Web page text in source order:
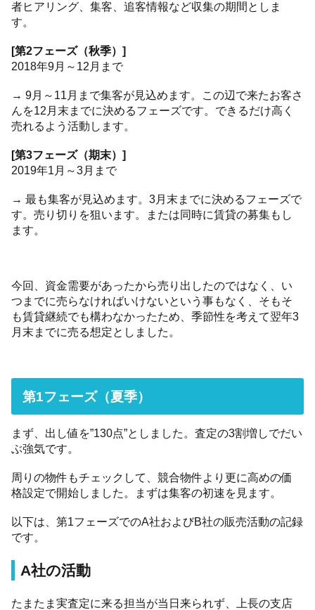
者ヒアリング、集客、追客情報など収集の期間としま
す。
[第2フェーズ（秋季）]
2018年9月～12月まで
→ 9月～11月まで集客が見込めます。この辺で来たお客さ
んを12月末までに決めるフェーズです。できるだけ高く
売れるよう活動します。
[第3フェーズ（期末）]
2019年1月～3月まで
→ 最も集客が見込めます。3月末までに決めるフェーズで
す。売り切りを狙います。または同時に賃貸の募集もし
ます。
今回、資金需要があったから売り出したのではなく、い
つまでに売らなければいけないという事もなく、そもそ
も賃貸継続でも構わなかったため、季節性を考えて翌年3
月末までに売る想定としました。
第1フェーズ（夏季）
まず、出し値を”130点”としました。査定の3割増しでだい
ぶ強気です。
周りの物件もチェックして、競合物件より更に高めの価
格設定で開始しました。まずは集客の初速を見ます。
以下は、第1フェーズでのA社およびB社の販売活動の記録
です。
A社の活動
たまたま実査定に来る担当が当日来られず、上長の支店